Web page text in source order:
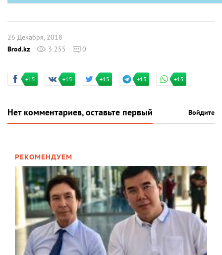
26 Декабря, 2018
Brod.kz
3 255 0
+15 +15 +15 +15 +15
Нет комментариев, оставьте первый Войдите
РЕКОМЕНДУЕМ